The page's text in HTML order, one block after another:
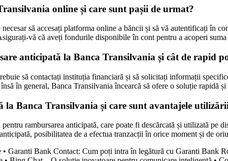
online și care sunt pașii de urmat?
să accesați platforma online a băncii și să vă autentificați în
vă că aveți fondurile disponibile în cont pentru a acoperi suma
anticipată la Banca Transilvania și cât de rapid
să contactați instituția financiară și să solicitați informații
în general, Banca Transilvania încearcă să ofere o soluție rapidă
Banca Transilvania și care sunt avantajele
rambursarea anticipată, care poate fi descărcată și utilizată pe
posibilitatea de a efectua tranzacții în orice moment și de
• Garanti Bank Contact: Cum poți intra în legătură cu Garanti Bank